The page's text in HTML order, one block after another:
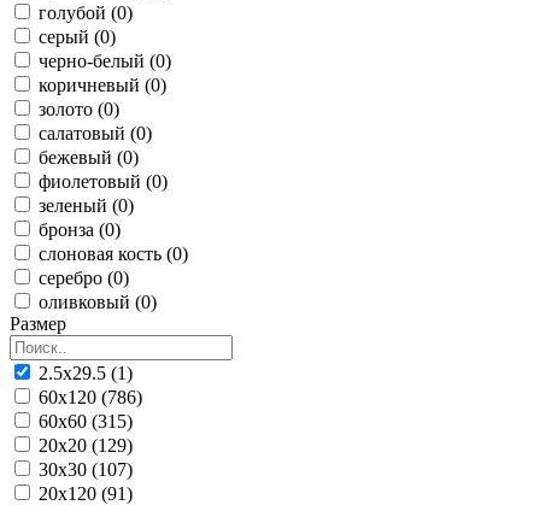
голубой (0)
серый (0)
черно-белый (0)
коричневый (0)
золото (0)
салатовый (0)
бежевый (0)
фиолетовый (0)
зеленый (0)
бронза (0)
слоновая кость (0)
серебро (0)
оливковый (0)
Размер
2.5x29.5 (1)
60x120 (786)
60x60 (315)
20x20 (129)
30x30 (107)
20x120 (91)